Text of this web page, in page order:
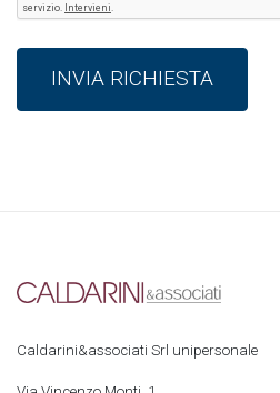
Caldarini&associati Srl unipersonale